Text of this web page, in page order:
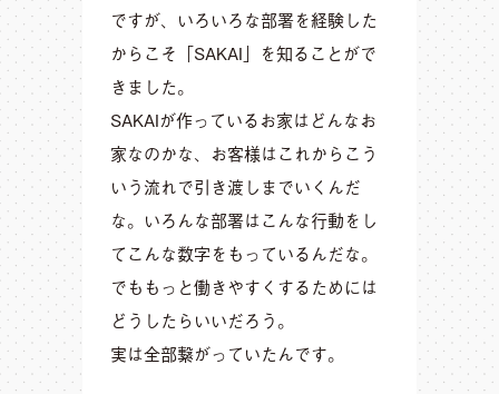
ですが、いろいろな部署を経験した
からこそ「SAKAI」を知ることがで
きました。
SAKAIが作っているお家はどんなお
家なのかな、お客様はこれからこう
いう流れで引き渡しまでいくんだ
な。いろんな部署はこんな行動をし
てこんな数字をもっているんだな。
でももっと働きやすくするためには
どうしたらいいだろう。
実は全部繋がっていたんです。